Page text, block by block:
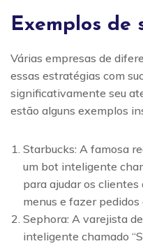
Exemplos de
Várias empresas de
essas estratégias com
significativamente seu
estão alguns exemplos
Starbucks: A famosa
um bot inteligente
para ajudar os
menus e fazer pedidos
Sephora: A varejista
inteligente chamado